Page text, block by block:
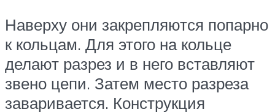
Наверху они закрепляются попарно
к кольцам. Для этого на кольце
делают разрез и в него вставляют
звено цепи. Затем место разреза
заваривается. Конструкция